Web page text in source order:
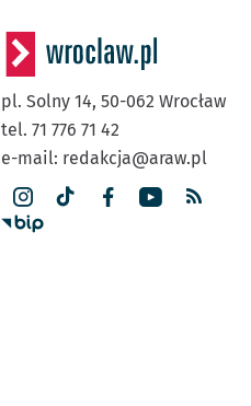
pl. Solny 14, 50-062 Wrocław
tel. 71 776 71 42
e-mail: redakcja@araw.pl